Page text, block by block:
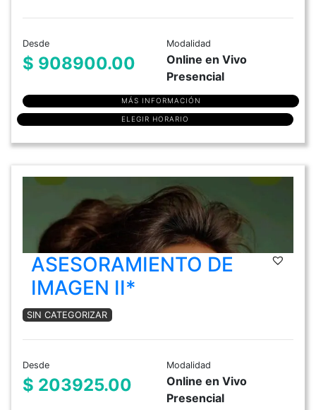
Desde
$ 908900.00
Modalidad
Online en Vivo
Presencial
MÁS INFORMACIÓN
ELEGIR HORARIO
ASESORAMIENTO DE
IMAGEN II*
SIN CATEGORIZAR
Desde
$ 203925.00
Modalidad
Online en Vivo
Presencial